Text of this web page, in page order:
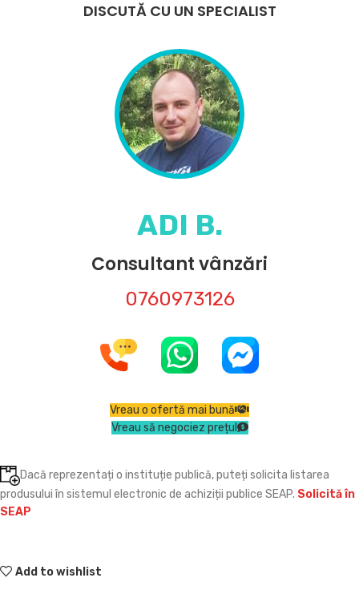
DISCUTĂ CU UN SPECIALIST
ADI B.
Consultant vânzări
0760973126
Vreau o ofertă mai bună
Vreau să negociez prețul
Dacă reprezentați o instituție publică, puteți solicita listarea
produsului în sistemul electronic de achiziții publice SEAP. Solicită în
SEAP
Add to wishlist